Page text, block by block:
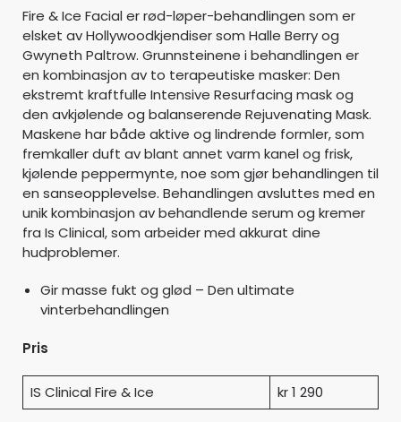
Fire & Ice Facial er rød-løper-behandlingen som er
elsket av Hollywoodkjendiser som Halle Berry og
Gwyneth Paltrow. Grunnsteinene i behandlingen er
en kombinasjon av to terapeutiske masker: Den
ekstremt kraftfulle Intensive Resurfacing mask og
den avkjølende og balanserende Rejuvenating Mask.
Maskene har både aktive og lindrende formler, som
fremkaller duft av blant annet varm kanel og frisk,
kjølende peppermynte, noe som gjør behandlingen til
en sanseopplevelse. Behandlingen avsluttes med en
unik kombinasjon av behandlende serum og kremer
fra Is Clinical, som arbeider med akkurat dine
hudproblemer.
Gir masse fukt og glød – Den ultimate
vinterbehandlingen
Pris
IS Clinical Fire & Ice kr 1 290